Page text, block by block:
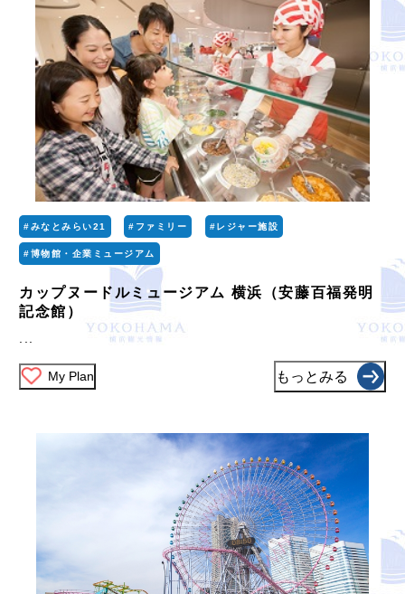
#みなとみらい21 #ファミリー #レジャー施設
#博物館・企業ミュージアム
カップヌードルミュージアム 横浜（安藤百福発明
記念館）
My Plan もっとみる